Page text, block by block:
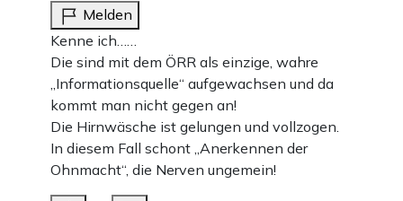
Melden
Kenne ich……
Die sind mit dem ÖRR als einzige, wahre
„Informationsquelle“ aufgewachsen und da
kommt man nicht gegen an!
Die Hirnwäsche ist gelungen und vollzogen.
In diesem Fall schont „Anerkennen der
Ohnmacht“, die Nerven ungemein!